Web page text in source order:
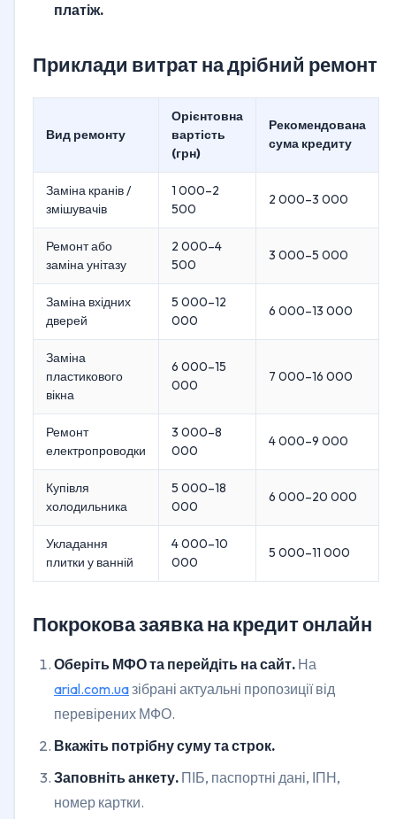
платіж.
Приклади витрат на дрібний ремонт
Вид ремонту
Орієнтовна
вартість
(грн)
Рекомендована
сума кредиту
Заміна кранів /
змішувачів
1 000–2
500
2 000–3 000
Ремонт або
заміна унітазу
2 000–4
500
3 000–5 000
Заміна вхідних
дверей
5 000–12
000
6 000–13 000
Заміна
пластикового
вікна
6 000–15
000
7 000–16 000
Ремонт
електропроводки
3 000–8
000
4 000–9 000
Купівля
холодильника
5 000–18
000
6 000–20 000
Укладання
плитки у ванній
4 000–10
000
5 000–11 000
Покрокова заявка на кредит онлайн
Оберіть МФО та перейдіть на сайт. На
arial.com.uaзібрані актуальні пропозиції від
перевірених МФО.
Вкажіть потрібну суму та строк.
Заповніть анкету. ПІБ, паспортні дані, ІПН,
номер картки.